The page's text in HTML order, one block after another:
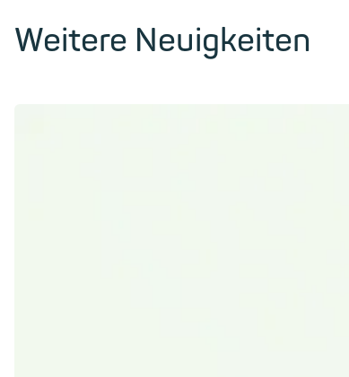
Weitere Neuigkeiten